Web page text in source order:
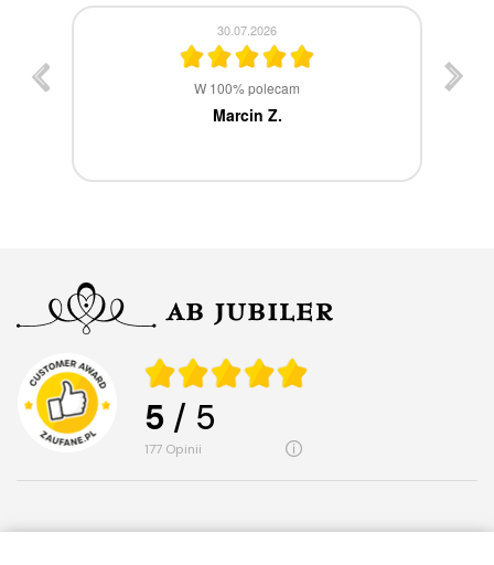
30.07.2026
W 100% polecam
Marcin Z.
5 / 5
177 opinii